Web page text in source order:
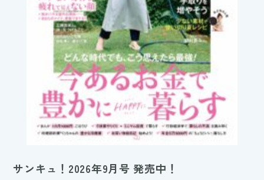
サンキュ！2026年9月号 発売中！